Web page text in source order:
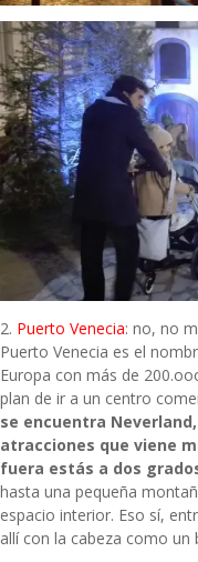
2. Puerto Venecia: no, no
Puerto Venecia es el
Europa con más de
plan de ir a un centro
se encuentra
atracciones que viene
fuera estás a dos
hasta una pequeña
espacio interior. Eso sí,
allí con la cabeza como un